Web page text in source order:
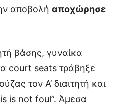
αποβολή αποχώρησε
βάσης, γυναίκα
court seats τράβηξε
τον Α’ διαιτητή και
is not foul”. Άμεσα